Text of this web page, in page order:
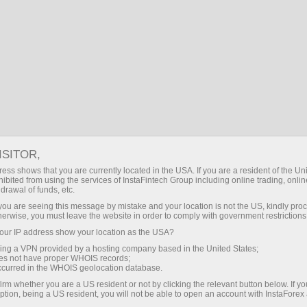
Трейдерам
ІнстаФорекс
Розділ для тих, хто вже працює на ринку. Тут
представлений перелік наших сервісів,
інструментів, торгових умов в компанії
ІнстаФорекс, бонусів, способи виведення та
поповнення рахунку, аналітика, графіки,
відеоогляди, гарячі новини, конкурси та акції,
shows that you are currently located in the USA. If you are a resident of the
from using the services of InstaFintech Group including online trading,
of funds, etc.
are seeing this message by mistake and your location is not the US, kindly
you must leave the website in order to comply with government
IP address show your location as the USA?
a VPN provided by a hosting company based in the United States;
not have proper WHOIS records;
in the WHOIS geolocation database.
whether you are a US resident or not by clicking the relevant button below. If
being a US resident, you will not be able to open an account with InstaForex